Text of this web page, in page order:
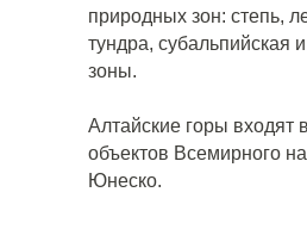
природных зон: степь,
тундра, субальпийская
зоны.
Алтайские горы входят
объектов Всемирного
Юнеско.